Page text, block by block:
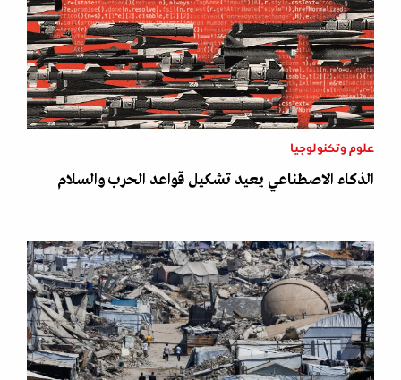
علوم وتكنولوجيا
الذكاء الاصطناعي يعيد تشكيل قواعد الحرب والسلام